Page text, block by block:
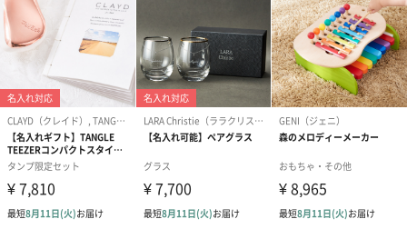
アールグレイ（HAPPY
BIRTHDAY TO YOU）
（660円）
アールグレイティー
（660円）
フルーツティ
円）
スイーツ
スイーツを同梱してお届けいたします。ギフトへの＋αにおすすめ
です。